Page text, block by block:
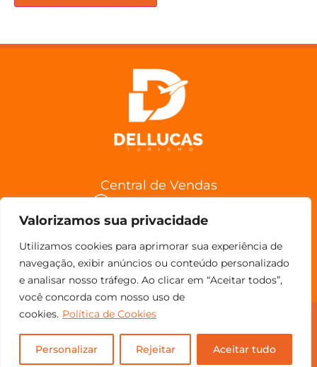
Valorizamos sua privacidade
Utilizamos cookies para aprimorar sua experiência de
navegação, exibir anúncios ou conteúdo personalizado
e analisar nosso tráfego. Ao clicar em “Aceitar todos”,
você concorda com nosso uso de
cookies. Política de Cookies
Personalizar Rejeitar Aceitar tudo
Central de Vendas
Confira a Política de Cancelamentos
© Copyright 2023 - Todos os direitos reservados.